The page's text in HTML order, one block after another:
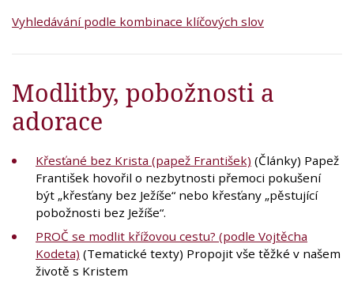
Vyhledávání podle kombinace klíčových slov
Modlitby, pobožnosti a
adorace
Křesťané bez Krista (papež František) (Články) Papež
František hovořil o nezbytnosti přemoci pokušení
být „křesťany bez Ježíše“ nebo křesťany „pěstující
pobožnosti bez Ježíše“.
PROČ se modlit křížovou cestu? (podle Vojtěcha
Kodeta) (Tematické texty) Propojit vše těžké v našem
životě s Kristem